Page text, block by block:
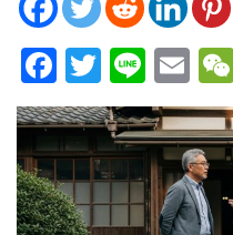
F
a
c
e
b
T
wi
tt
er
Li
n
e
E
m
ail